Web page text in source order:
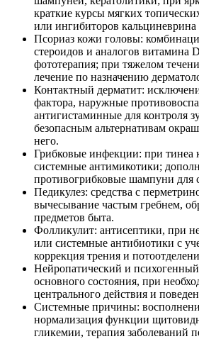
краткие курсы мягких
или ингибиторов кальциневрина
Псориаз кожи головы:
стероидов и аналогов витамина
фототерапия; при тяжелом
лечение по назначению
Контактный дерматит:
фактора, наружные
антигистаминные для контроля
безопасным альтернативам
него.
Грибковые инфекции: при тинеа
системные антимикотики;
противогрибковые шампуни для
Педикулез: средства с
вычесывание частым гребнем,
предметов быта.
Фолликулит: антисептики, при
или системные антибиотики с
коррекция трения и
Нейропатический и психогенный
основного состояния, при
центрального действия и
Системные причины:
нормализация функции
гликемии, терапия заболеваний